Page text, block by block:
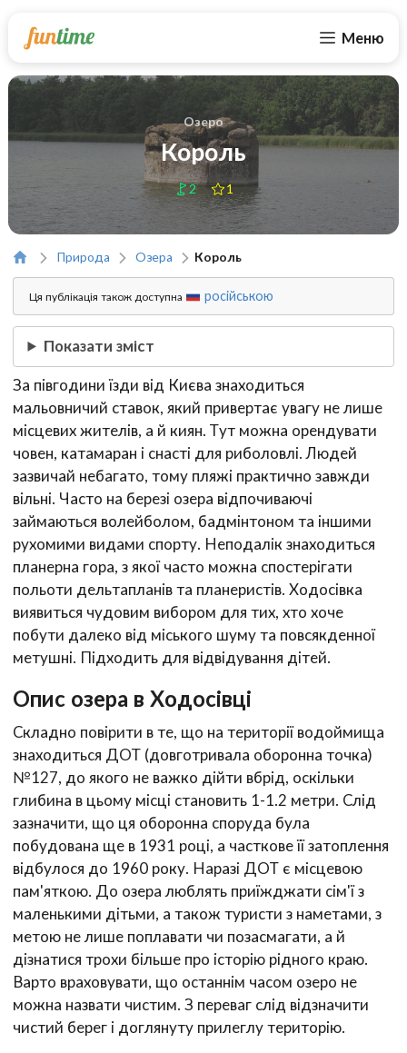
Меню
Озеро
Король
2 1
Природа Озера Король
Ця публікація також доступна російською
Показати зміст
За півгодини їзди від Києва знаходиться
мальовничий ставок, який привертає увагу не лише
місцевих жителів, а й киян. Тут можна орендувати
човен, катамаран і снасті для риболовлі. Людей
зазвичай небагато, тому пляжі практично завжди
вільні. Часто на березі озера відпочиваючі
займаються волейболом, бадмінтоном та іншими
рухомими видами спорту. Неподалік знаходиться
планерна гора, з якої часто можна спостерігати
польоти дельтапланів та планеристів. Ходосівка
виявиться чудовим вибором для тих, хто хоче
побути далеко від міського шуму та повсякденної
метушні. Підходить для відвідування дітей.
Опис озера в Ходосівці
Складно повірити в те, що на території водоймища
знаходиться ДОТ (довготривала оборонна точка)
№127, до якого не важко дійти вбрід, оскільки
глибина в цьому місці становить 1-1.2 метри. Слід
зазначити, що ця оборонна споруда була
побудована ще в 1931 році, а часткове її затоплення
відбулося до 1960 року. Наразі ДОТ є місцевою
пам'яткою. До озера люблять приїжджати сім'ї з
маленькими дітьми, а також туристи з наметами, з
метою не лише поплавати чи позасмагати, а й
дізнатися трохи більше про історію рідного краю.
Варто враховувати, що останнім часом озеро не
можна назвати чистим. З переваг слід відзначити
чистий берег і доглянуту прилеглу територію.